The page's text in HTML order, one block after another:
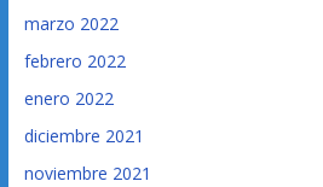
marzo 2022
febrero 2022
enero 2022
diciembre 2021
noviembre 2021